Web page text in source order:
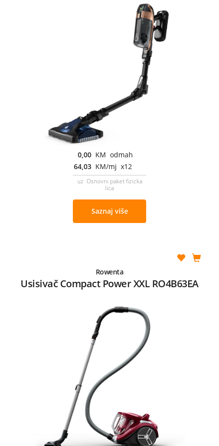
0,00 KM odmah
64,03 KM/mj x12
uz Osnovni paket fizicka
lica
Saznaj više
Rowenta
Usisivač Compact Power XXL RO4B63EA